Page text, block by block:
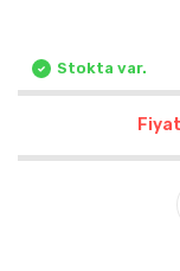
Stokta var.